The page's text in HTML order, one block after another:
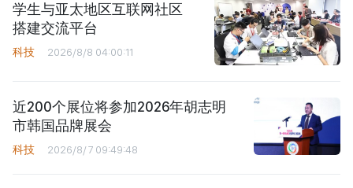
学生与亚太地区互联网社区
搭建交流平台
科技 2026/8/8 04:00:11
近200个展位将参加2026年胡志明
市韩国品牌展会
科技 2026/8/7 09:49:48